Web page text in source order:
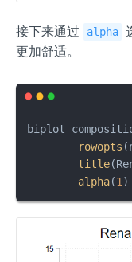
接下来通过 alpha
更加舒适。
biplot
rowopts
title
alpha(1)